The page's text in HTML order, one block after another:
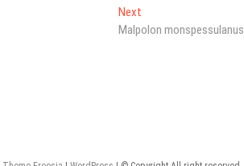
Next
post:
Malpolon monspessulanus